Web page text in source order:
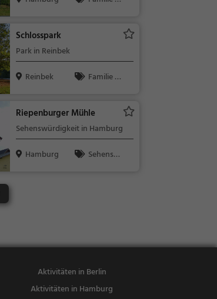
Schlosspark
Park in Reinbek
Reinbek
Familie &
Riepenburger Mühle
Sehenswürdigkeit in Hamburg
Hamburg
Sehensw
Aktivitäten in Berlin
Aktivitäten in Hamburg